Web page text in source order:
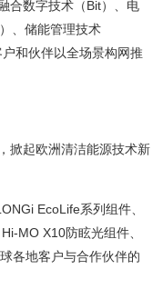
数字技术（Bit）、电
、储能管理技术
和伙伴以全场景构网推
起欧洲清洁能源技术新
EcoLife系列组件、
MO X10防眩光组件、
各地客户与合作伙伴的